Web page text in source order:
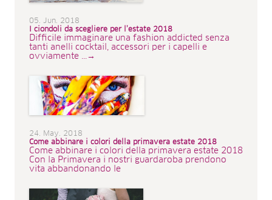
05. Jun. 2018
I ciondoli da scegliere per l’estate 2018
Difficile immaginare una fashion addicted senza
tanti anelli cocktail, accessori per i capelli e
ovviamente ...→
24. May. 2018
Come abbinare i colori della primavera estate 2018
Come abbinare i colori della primavera estate 2018
Con la Primavera i nostri guardaroba prendono
vita abbandonando le